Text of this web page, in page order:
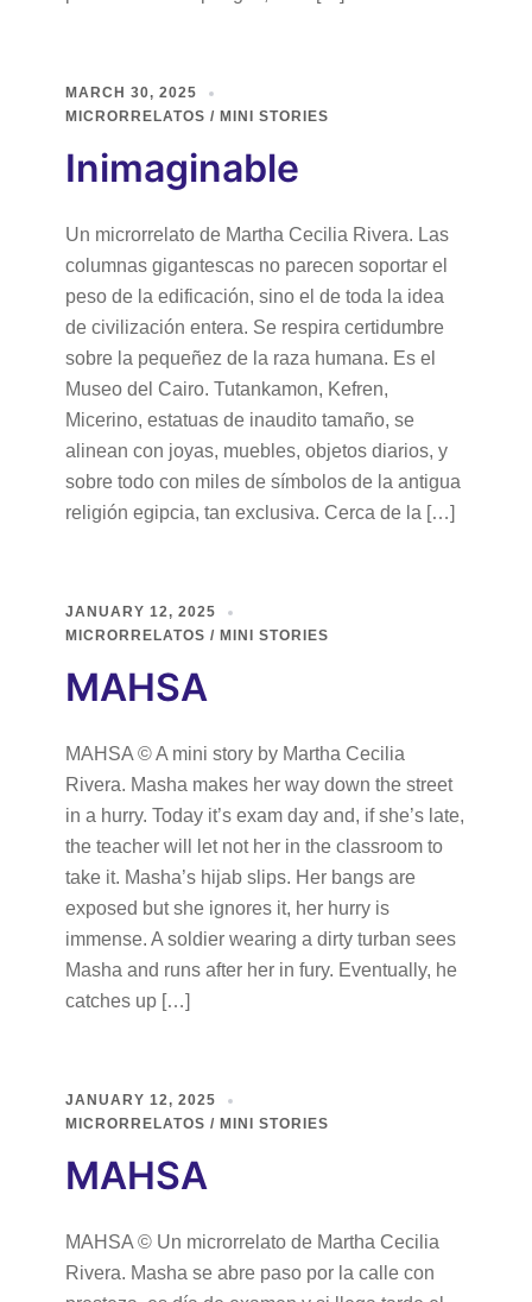
MARCH 30, 2025
MICRORRELATOS / MINI STORIES
Inimaginable
Un microrrelato de Martha Cecilia Rivera. Las
columnas gigantescas no parecen soportar el
peso de la edificación, sino el de toda la idea
de civilización entera. Se respira certidumbre
sobre la pequeñez de la raza humana. Es el
Museo del Cairo. Tutankamon, Kefren,
Micerino, estatuas de inaudito tamaño, se
alinean con joyas, muebles, objetos diarios, y
sobre todo con miles de símbolos de la antigua
religión egipcia, tan exclusiva. Cerca de la […]
JANUARY 12, 2025
MICRORRELATOS / MINI STORIES
MAHSA
MAHSA © A mini story by Martha Cecilia
Rivera. Masha makes her way down the street
in a hurry. Today it’s exam day and, if she’s late,
the teacher will let not her in the classroom to
take it. Masha’s hijab slips. Her bangs are
exposed but she ignores it, her hurry is
immense. A soldier wearing a dirty turban sees
Masha and runs after her in fury. Eventually, he
catches up […]
JANUARY 12, 2025
MICRORRELATOS / MINI STORIES
MAHSA
MAHSA © Un microrrelato de Martha Cecilia
Rivera. Masha se abre paso por la calle con